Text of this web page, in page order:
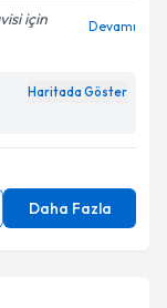
için
Devamı
Haritada Göster
Daha Fazla